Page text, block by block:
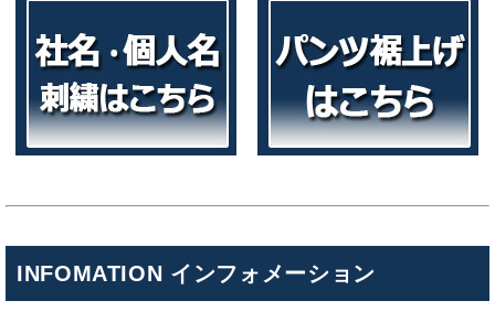
INFOMATION インフォメーション